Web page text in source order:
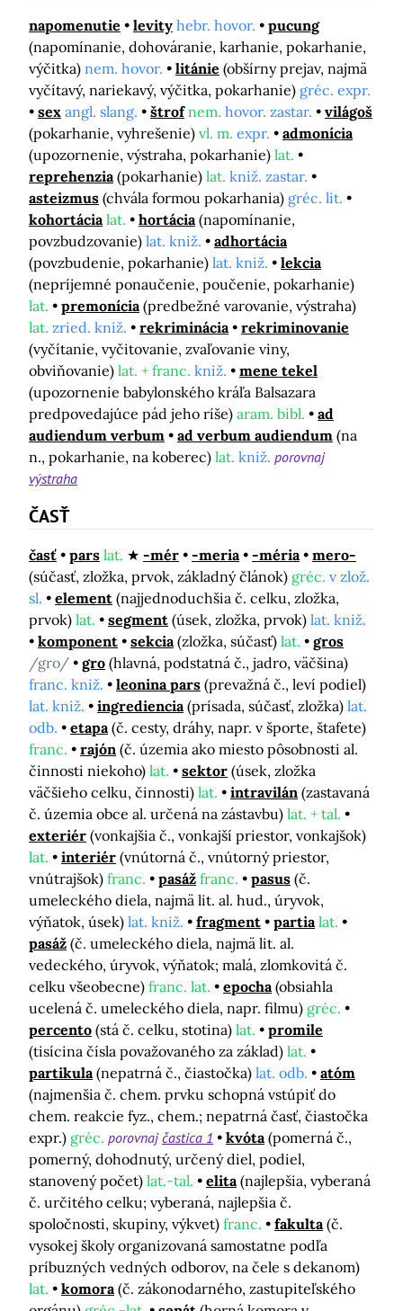
napomenutie levity hebr. hovor.
pucung
(napomínanie, dohováranie, karhanie, pokarhanie,
výčitka) nem. hovor. litánie (obšírny prejav, najmä
vyčítavý, nariekavý, výčitka, pokarhanie) gréc. expr.
sex angl. slang. štrof nem. hovor. zastar.
világoš
(pokarhanie, vyhrešenie) vl. m. expr.
admonícia
(upozornenie, výstraha, pokarhanie) lat.
reprehenzia (pokarhanie) lat. kniž. zastar.
asteizmus (chvála formou pokarhania) gréc. lit.
kohortácia lat. hortácia (napomínanie,
povzbudzovanie) lat. kniž.
adhortácia
(povzbudenie, pokarhanie) lat. kniž.
lekcia
(nepríjemné ponaučenie, poučenie, pokarhanie)
lat.
premonícia (predbežné varovanie, výstraha)
lat. zried. kniž. rekriminácia
rekriminovanie
(vyčítanie, vyčitovanie, zvaľovanie viny,
obviňovanie) lat. + franc. kniž.
mene tekel
(upozornenie babylonského kráľa Balsazara
predpovedajúce pád jeho ríše) aram. bibl.
ad
audiendum verbum
ad verbum audiendum (na
n., pokarhanie, na koberec) lat. kniž. porovnaj
výstraha
ČASŤ
časť pars lat. -mér -meria -méria
mero-
(súčasť, zložka, prvok, základný článok) gréc. v zlož.
sl.
element (najjednoduchšia č. celku, zložka,
prvok) lat. segment (úsek, zložka, prvok) lat. kniž.
komponent
sekcia (zložka, súčasť) lat.
gros
/gro/
gro (hlavná, podstatná č., jadro, väčšina)
franc. kniž.
leonina pars (prevažná č., leví podiel)
lat. kniž.
ingrediencia (prísada, súčasť, zložka) lat.
odb.
etapa (č. cesty, dráhy, napr. v športe, štafete)
franc.
rajón (č. územia ako miesto pôsobnosti al.
činnosti niekoho) lat. sektor (úsek, zložka
väčšieho celku, činnosti) lat. intravilán (zastavaná
č. územia obce al. určená na zástavbu) lat. + tal.
exteriér (vonkajšia č., vonkajší priestor, vonkajšok)
lat.
interiér (vnútorná č., vnútorný priestor,
vnútrajšok) franc. pasáž franc. pasus (č.
umeleckého diela, najmä lit. al. hud., úryvok,
výňatok, úsek) lat. kniž. fragment partia lat.
pasáž (č. umeleckého diela, najmä lit. al.
vedeckého, úryvok, výňatok; malá, zlomkovitá č.
celku všeobecne) franc. lat. epocha (obsiahla
ucelená č. umeleckého diela, napr. filmu) gréc.
percento (stá č. celku, stotina) lat.
promile
(tisícina čísla považovaného za základ) lat.
partikula (nepatrná č., čiastočka) lat. odb.
atóm
(najmenšia č. chem. prvku schopná vstúpiť do
chem. reakcie fyz., chem.; nepatrná časť, čiastočka
expr.) gréc. porovnajčastica 1 kvóta (pomerná č.,
pomerný, dohodnutý, určený diel, podiel,
stanovený počet) lat.-tal. elita (najlepšia, vyberaná
č. určitého celku; vyberaná, najlepšia č.
spoločnosti, skupiny, výkvet) franc. fakulta (č.
vysokej školy organizovaná samostatne podľa
príbuzných vedných odborov, na čele s dekanom)
lat.
komora (č. zákonodarného, zastupiteľského